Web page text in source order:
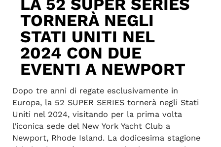
LA 52 SUPER SERIES
TORNERÀ NEGLI
STATI UNITI NEL
2024 CON DUE
EVENTI A NEWPORT
Dopo tre anni di regate esclusivamente in
Europa, la 52 SUPER SERIES tornerà negli Stati
Uniti nel 2024, visitando per la prima volta
l’iconica sede del New York Yacht Club a
Newport, Rhode Island. La dodicesima stagione